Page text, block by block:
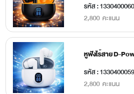
รหัส : 1330400060
2,800 คะแนน
หูฟังไร้สาย D-
รหัส : 1330400059
2,800 คะแนน